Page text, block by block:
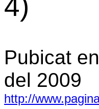
Pubicat
del 2009
http://